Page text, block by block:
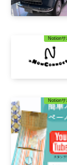
Notionサ
Notionサ